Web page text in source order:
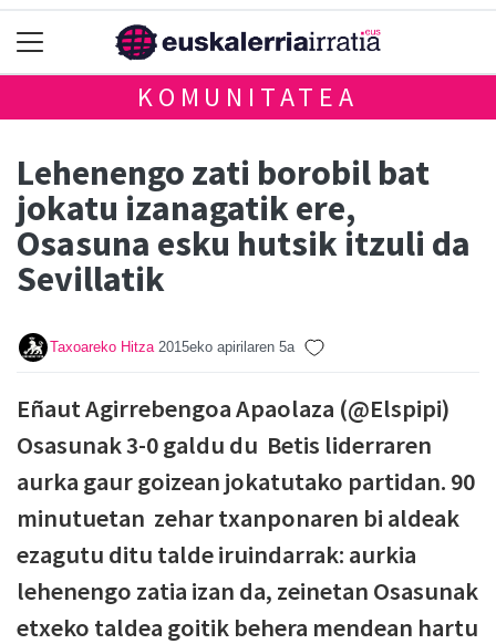
KOMUNITATEA
Lehenengo zati borobil bat
jokatu izanagatik ere,
Osasuna esku hutsik itzuli da
Sevillatik
Taxoareko Hitza 2015eko apirilaren 5a
Eñaut Agirrebengoa Apaolaza (@Elspipi)
Osasunak 3-0 galdu du Betis liderraren
aurka gaur goizean jokatutako partidan. 90
minutuetan zehar txanponaren bi aldeak
ezagutu ditu talde iruindarrak: aurkia
lehenengo zatia izan da, zeinetan Osasunak
etxeko taldea goitik behera mendean hartu